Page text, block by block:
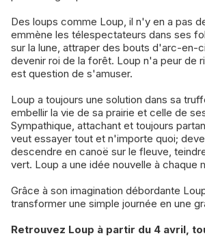
Des loups comme Loup, il n'y en a pas
emmène les télespectateurs dans ses
sur la lune, attraper des bouts d'arc-en-
devenir roi de la forêt. Loup n'a peur de
est question de s'amuser.
Loup a toujours une solution dans sa
embellir la vie de sa prairie et celle de
Sympathique, attachant et toujours
veut essayer tout et n'importe quoi;
descendre en canoë sur le fleuve,
vert. Loup a une idée nouvelle à chaque
Grâce à son imagination débordante
transformer une simple journée en une
Retrouvez Loup à partir du 4 avril,